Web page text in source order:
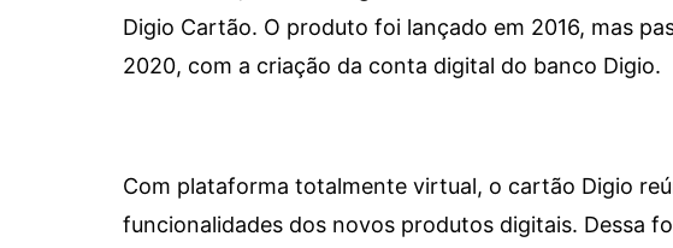
Digio Cartão. O produto foi lançado em 2016, mas
2020, com a criação da conta digital do banco Digio.
Com plataforma totalmente virtual, o cartão Digio
funcionalidades dos novos produtos digitais. Dessa